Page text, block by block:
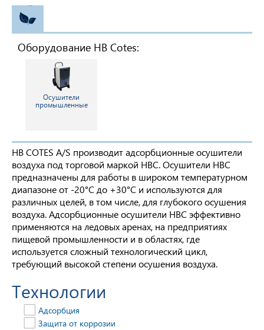
Оборудование HB Cotes:
Осушители
промышленные
HB COTES A/S производит адсорбционные осушители
воздуха под торговой маркой HBC. Осушители HBC
предназначены для работы в широком температурном
диапазоне от -20°С до +30°С и используются для
различных целей, в том числе, для глубокого осушения
воздуха. Адсорбционные осушители HBC эффективно
применяются на ледовых аренах, на предприятиях
пищевой промышленности и в областях, где
используется сложный технологический цикл,
требующий высокой степени осушения воздуха.
Технологии
Адсорбция
Защита от коррозии